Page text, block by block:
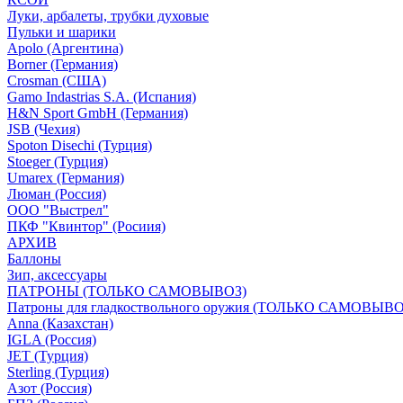
Луки, арбалеты, трубки духовые
Пульки и шарики
Apolo (Аргентина)
Borner (Германия)
Crosman (США)
Gamo Indastrias S.A. (Испания)
H&N Sport GmbH (Германия)
JSB (Чехия)
Spoton Disechi (Турция)
Stoeger (Турция)
Umarex (Германия)
Люман (Россия)
ООО "Выстрел"
ПКФ "Квинтор" (Росиия)
АРХИВ
Баллоны
Зип, аксессуары
ПАТРОНЫ (ТОЛЬКО САМОВЫВОЗ)
Патроны для гладкоствольного оружия (ТОЛЬКО
Anna (Казахстан)
IGLA (Россия)
JET (Турция)
Sterling (Турция)
Азот (Россия)